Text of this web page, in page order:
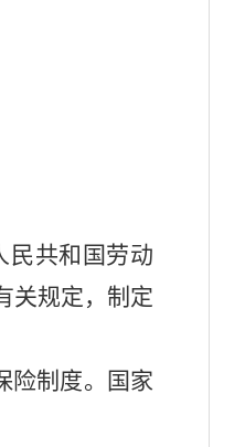
民共和国劳动
关规定，制定
险制度。国家